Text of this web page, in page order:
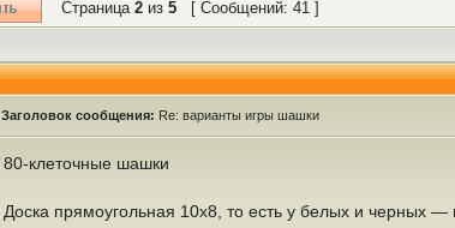
Страница 2 из 5 [ Сообщений: 41 ]
Заголовок сообщения: Re: варианты игры шашки
80-клеточные шашки
Доска прямоугольная 10x8, то есть у белых и черных